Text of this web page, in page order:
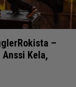
–
Kela,